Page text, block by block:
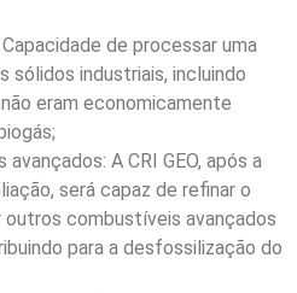
de processar uma
sólidos industriais, incluindo
eram economicamente
A CRI GEO, após a
será capaz de refinar o
outros combustíveis avançados
para a desfossilização do